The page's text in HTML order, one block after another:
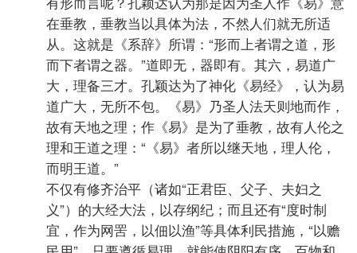
在垂教，垂教当以具体为法，不然人们就无所适
从。这就是《系辞》所谓：“形而上者谓之道，形
而下者谓之器。”道即无，器即有。其六，易道广
大，理备三才。孔颖达为了神化《易经》，认为易
道广大，无所不包。《易》乃圣人法天则地而作，
故有天地之理；作《易》是为了垂教，故有人伦之
理和王道之理：“《易》者所以继天地，理人伦，
而明王道。”
不仅有修齐治平（诸如“正君臣、父子、夫妇之
义”）的大经大法，以存纲纪；而且还有“度时制
宜，作为网罟，以佃以渔”等具体利民措施，“以赡